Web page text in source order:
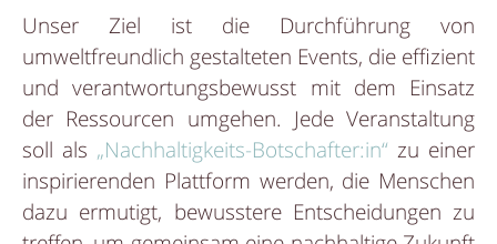
Unser Ziel ist die Durchführung von
umweltfreundlich gestalteten Events, die effizient
und verantwortungsbewusst mit dem Einsatz
der Ressourcen umgehen. Jede Veranstaltung
soll als „Nachhaltigkeits-Botschafter:in“ zu einer
inspirierenden Plattform werden, die Menschen
dazu ermutigt, bewusstere Entscheidungen zu